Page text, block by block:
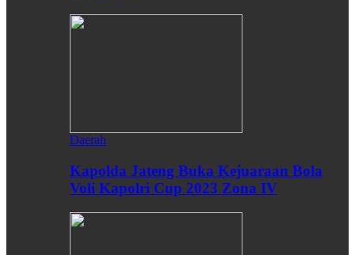
Daerah
Kapolda Jateng Buka Kejuaraan Bola
Voli Kapolri Cup 2023 Zona IV